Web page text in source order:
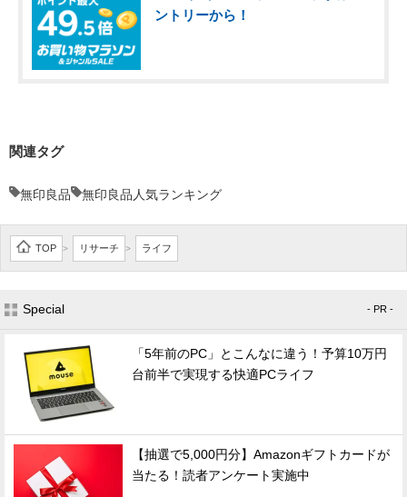
ントリーから！
関連タグ
無印良品 無印良品人気ランキング
TOP > リサーチ > ライフ
Special - PR -
「5年前のPC」とこんなに違う！予算10万円
台前半で実現する快適PCライフ
【抽選で5,000円分】Amazonギフトカードが
当たる！読者アンケート実施中